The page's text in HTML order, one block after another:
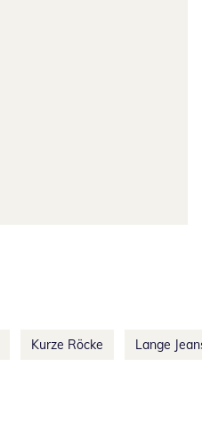
Kurze Röcke Lange